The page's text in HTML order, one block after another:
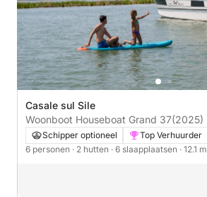
Casale sul Sile
Woonboot Houseboat Grand 37(2025)
Schipper optioneel Top Verhuurder
6 personen · 2 hutten · 6 slaapplaatsen · 12.1 m